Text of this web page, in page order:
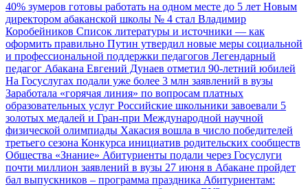
40% зумеров готовы работать на одном месте до 5 лет Новым
директором абаканской школы № 4 стал Владимир
Коробейников Список литературы и источники — как
оформить правильно Путин утвердил новые меры социальной
и профессиональной поддержки педагогов Легендарный
педагог Абакана Евгений Дунаев отметил 90-летний юбилей
На Госуслугах подали уже более 3 млн заявлений в вузы
Заработала «горячая линия» по вопросам платных
образовательных услуг Российские школьники завоевали 5
золотых медалей и Гран-при Международной научной
физической олимпиады Хакасия вошла в число победителей
третьего сезона Конкурса инициатив родительских сообществ
Общества «Знание» Абитуриенты подали через Госуслуги
почти миллион заявлений в вузы 27 июня в Абакане пройдет
бал выпускников – программа праздника Абитуриентам: